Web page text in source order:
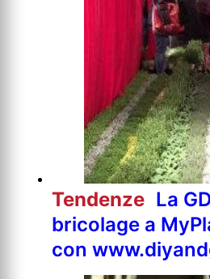
Tendenze La
bricolage a
con